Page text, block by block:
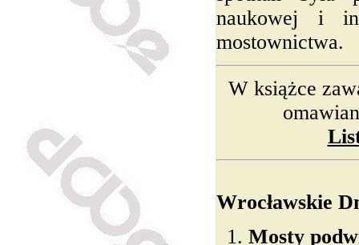
naukowej i
mostownictwa.
W książce
Wrocławskie
Mosty